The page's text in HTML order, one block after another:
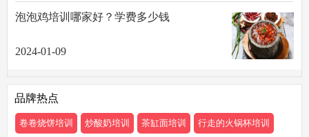
泡泡鸡培训哪家好？学费多少钱
2024-01-09
品牌热点
卷卷烧饼培训 炒酸奶培训 茶缸面培训 行走的火锅杯培训